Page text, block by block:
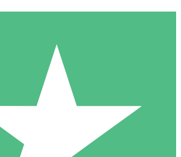
di Crediti Individuali
crediti di download. Nessun impegno